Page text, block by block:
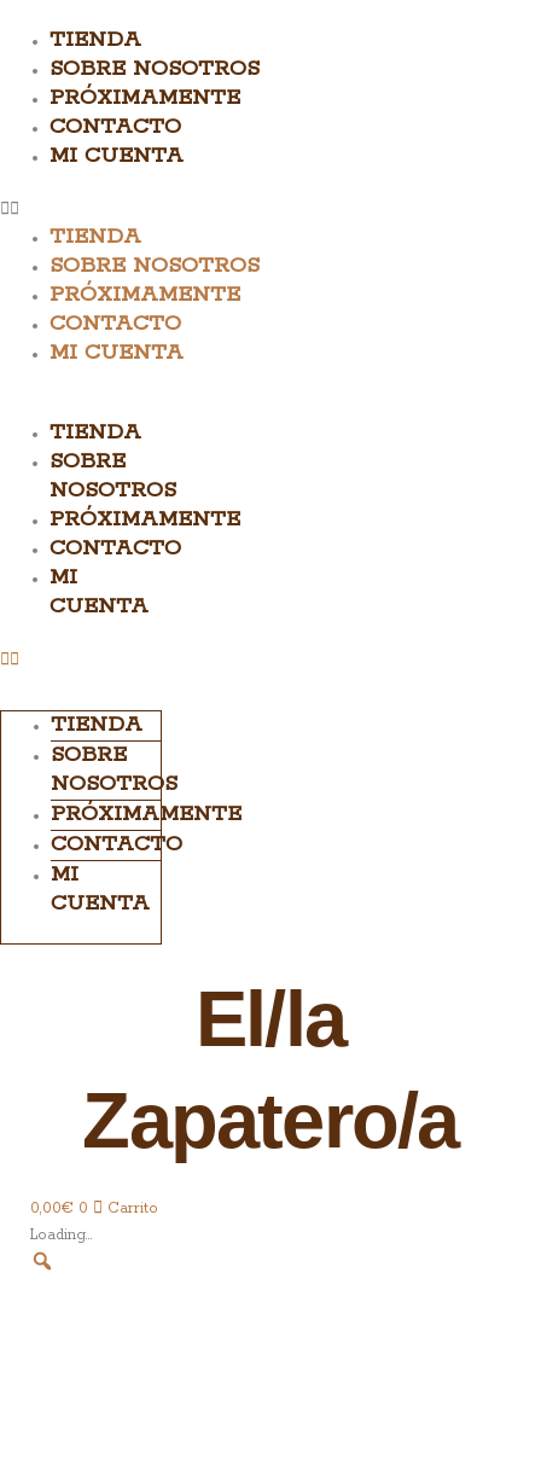
TIENDA
SOBRE NOSOTROS
PRÓXIMAMENTE
CONTACTO
MI CUENTA
TIENDA
SOBRE NOSOTROS
PRÓXIMAMENTE
CONTACTO
MI CUENTA
TIENDA
SOBRE
NOSOTROS
PRÓXIMAMENTE
CONTACTO
MI
CUENTA
TIENDA
SOBRE
NOSOTROS
PRÓXIMAMENTE
CONTACTO
MI
CUENTA
El/la
Zapatero/a
0,00€ 0
Carrito
Loading...
Zapatero/a
quantity
Zapatero/a
quantity